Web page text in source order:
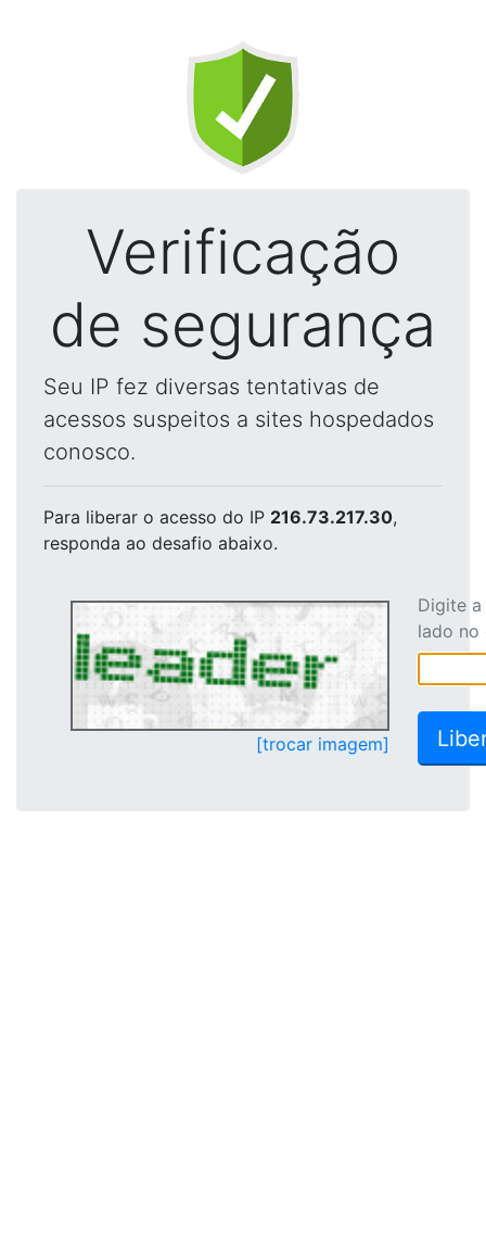
Verificação
de segurança
Seu IP fez diversas tentativas de
acessos suspeitos a sites hospedados
conosco.
Para liberar o acesso do IP 216.73.217.30,
responda ao desafio abaixo.
[trocar imagem]
Digite
lado no